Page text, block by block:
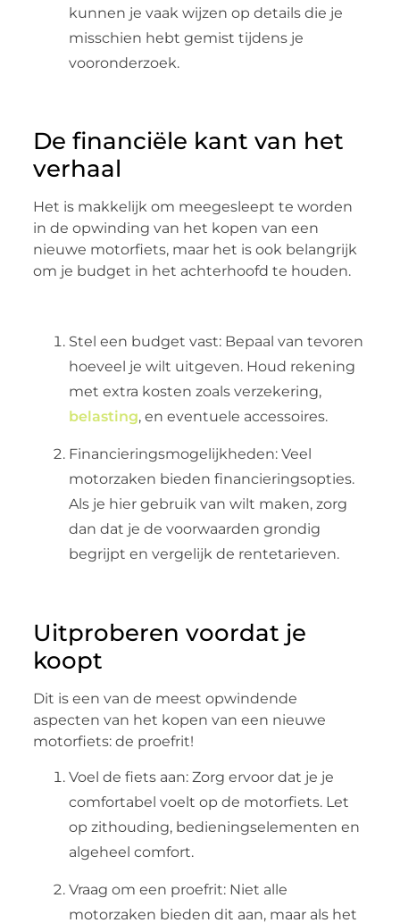
kunnen je vaak wijzen op details die je
misschien hebt gemist tijdens je
vooronderzoek.
De financiële kant van het
verhaal
Het is makkelijk om meegesleept te worden
in de opwinding van het kopen van een
nieuwe motorfiets, maar het is ook belangrijk
om je budget in het achterhoofd te houden.
Stel een budget vast: Bepaal van tevoren
hoeveel je wilt uitgeven. Houd rekening
met extra kosten zoals verzekering,
belasting, en eventuele accessoires.
Financieringsmogelijkheden: Veel
motorzaken bieden financieringsopties.
Als je hier gebruik van wilt maken, zorg
dan dat je de voorwaarden grondig
begrijpt en vergelijk de rentetarieven.
Uitproberen voordat je
koopt
Dit is een van de meest opwindende
aspecten van het kopen van een nieuwe
motorfiets: de proefrit!
Voel de fiets aan: Zorg ervoor dat je je
comfortabel voelt op de motorfiets. Let
op zithouding, bedieningselementen en
algeheel comfort.
Vraag om een proefrit: Niet alle
motorzaken bieden dit aan, maar als het